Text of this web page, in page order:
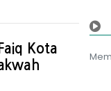
Kota